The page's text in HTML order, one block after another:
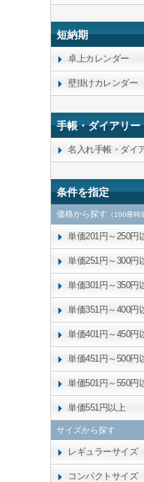
短納期
卓上カレンダー
壁掛けカレンダー
手帳・ダイアリー
名入れ手帳・ダイ
条件を指定
価格から探す （100冊時
単価201円～250円
単価251円～300円
単価301円～350円
単価351円～400円
単価401円～450円
単価451円～500円
単価501円～550円
単価551円以上
サイズから探す
レギュラーサイズ
コンパクトサイズ